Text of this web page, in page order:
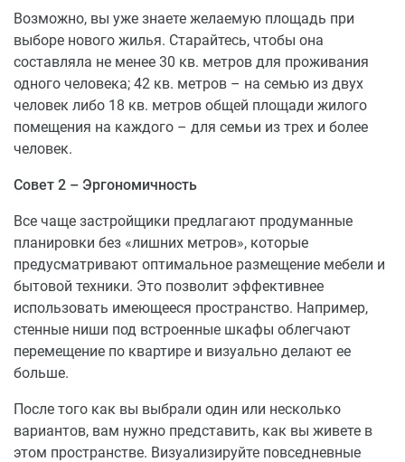
решением, еврооднушки, евродвушки, евротрешки.
Ближайшие остановки городского транспорта:
Остановка троллейбуса « ул. К. Маркса»
маршруты 4
Остановка троллейбуса « ул. К. Маркса»
маршруты 4
Остановка автобуса « ул. К. Маркса»: 36, 28, 22, 2.
ПЕРЕЧЕНЬ БЛИЖАЙШИХ ШКОЛ
Средняя общеобразовательная школа № 11
Чернышевского, 41
Средняя общеобразовательная школа № 13
Детские сады
Детский сад № 57, Горького, 83Б
Детский сад Улыбка, Некрасова, 34А
Детский сад № 84, Тополевый переулок, 19А
Возможно, вы уже знаете желаемую площадь при
выборе нового жилья. Старайтесь, чтобы она
составляла не менее 30 кв. метров для проживания
одного человека; 42 кв. метров – на семью из двух
человек либо 18 кв. метров общей площади жилого
помещения на каждого – для семьи из трех и более
человек.
Совет 2 – Эргономичность
Все чаще застройщики предлагают продуманные
планировки без «лишних метров», которые
предусматривают оптимальное размещение мебели и
бытовой техники. Это позволит эффективнее
использовать имеющееся пространство. Например,
стенные ниши под встроенные шкафы облегчают
перемещение по квартире и визуально делают ее
больше.
После того как вы выбрали один или несколько
вариантов, вам нужно представить, как вы живете в
этом пространстве. Визуализируйте повседневные